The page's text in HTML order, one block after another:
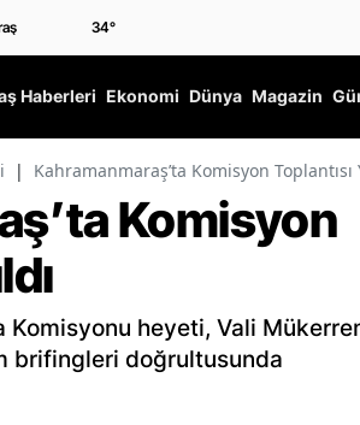
34°
Haberleri Ekonomi Dünya Magazin
| Kahramanmaraş’ta Komisyon Toplantısı
Komisyon
Komisyonu heyeti, Vali
brifingleri doğrultusunda